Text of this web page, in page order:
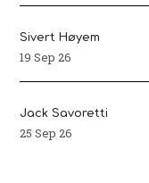
Sivert Høyem
19 Sep 26
Jack Savoretti
25 Sep 26